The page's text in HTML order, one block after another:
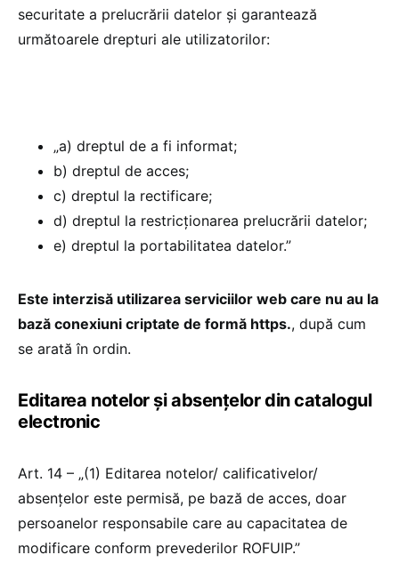
securitate a prelucrării datelor și garantează
următoarele drepturi ale utilizatorilor:
„a) dreptul de a fi informat;
b) dreptul de acces;
c) dreptul la rectificare;
d) dreptul la restricționarea prelucrării datelor;
e) dreptul la portabilitatea datelor.”
Este interzisă utilizarea serviciilor web care nu au la
bază conexiuni criptate de formă https., după cum
se arată în ordin.
Editarea notelor și absențelor din catalogul
electronic
Art. 14 – „(1) Editarea notelor/ calificativelor/
absențelor este permisă, pe bază de acces, doar
persoanelor responsabile care au capacitatea de
modificare conform prevederilor ROFUIP.”